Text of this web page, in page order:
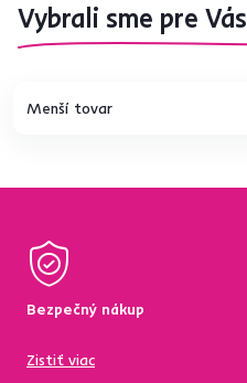
Vybrali sme pre Vás
Menší tovar
Bezpečný nákup
Zistiť viac